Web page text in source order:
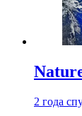
2 года